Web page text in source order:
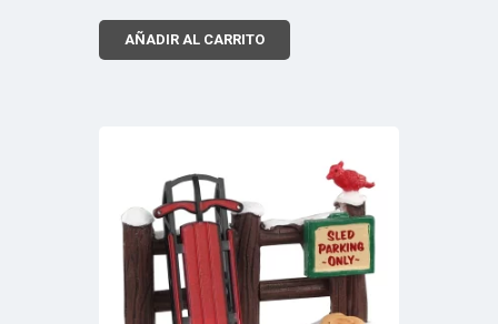
AÑADIR AL CARRITO